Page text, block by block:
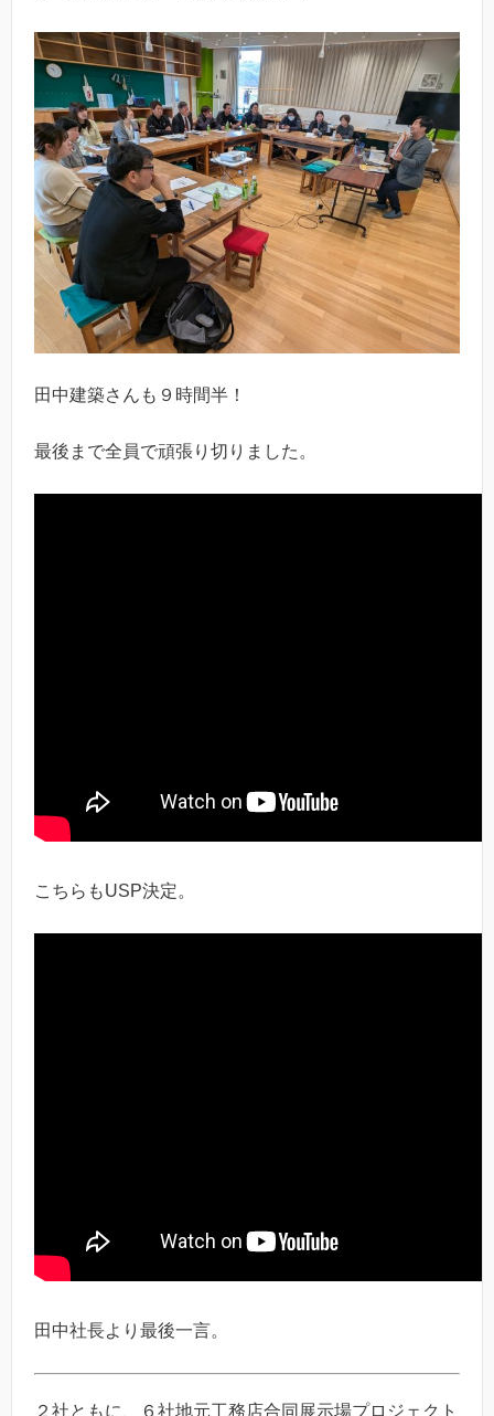
田中建築さんも９時間半！
最後まで全員で頑張り切りました。
こちらもUSP決定。
田中社長より最後一言。
２社ともに、６社地元工務店合同展示場プロジェクト